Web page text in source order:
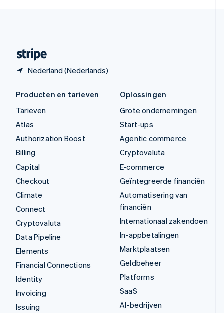
Nederland (Nederlands)
Producten en tarieven
Tarieven
Atlas
Authorization Boost
Billing
Capital
Checkout
Climate
Connect
Cryptovaluta
Data Pipeline
Elements
Financial Connections
Identity
Invoicing
Issuing
Oplossingen
Grote ondernemingen
Start-ups
Agentic commerce
Cryptovaluta
E-commerce
Geïntegreerde financiën
Automatisering van
financiën
Internationaal zakendoen
In-appbetalingen
Marktplaatsen
Geldbeheer
Platforms
SaaS
AI-bedrijven